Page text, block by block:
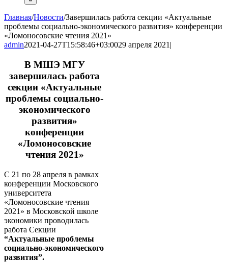
Главная/Новости/Завершилась работа секции «Актуальные
проблемы социально-экономического развития» конференции
«Ломоносовские чтения 2021»
admin2021-04-27T15:58:46+03:0029 апреля 2021|
В МШЭ МГУ
завершилась работа
секции «Актуальные
проблемы социально-
экономического
развития»
конференции
«Ломоносовские
чтения 2021»
С 21 по 28 апреля в рамках
конференции Московского
университета
«Ломоносовские чтения
2021» в Московской школе
экономики проводилась
работа Секции
“Актуальные проблемы
социально-экономического
развития”.